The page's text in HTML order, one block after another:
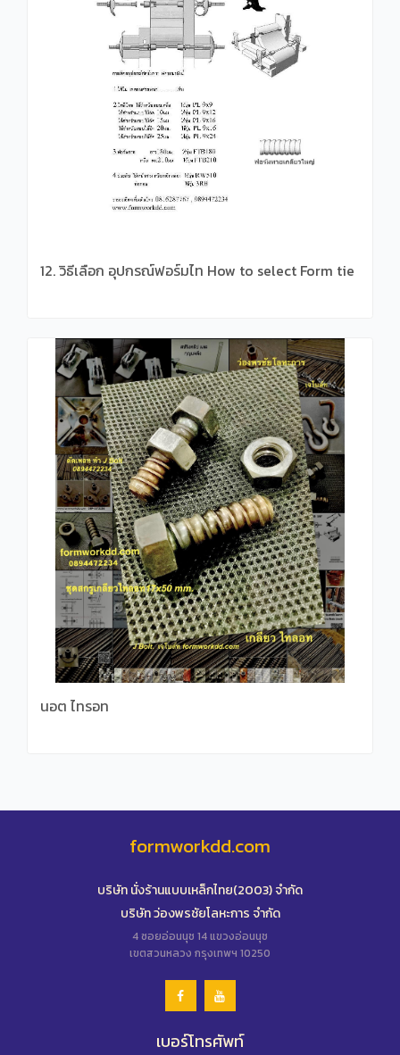
12. วิธีเลือก อุปกรณ์ฟอร์มไท How to select Form tie
นอต ไทรอท
formworkdd.com
บริษัท นั่งร้านแบบเหล็กไทย(2003) จำกัด
บริษัท ว่องพรชัยโลหะการ จำกัด
4 ซอยอ่อนนุช 14 แขวงอ่อนนุช
เขตสวนหลวง กรุงเทพฯ 10250
เบอร์โทรศัพท์